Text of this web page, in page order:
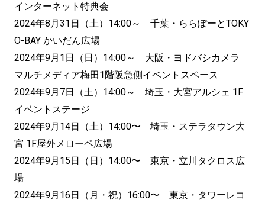
インターネット特典会
2024年8月31日（土）14:00～ 千葉・ららぽーとTOKY
O-BAY かいだん広場
2024年9月1日（日）14:00～ 大阪・ヨドバシカメラ
マルチメディア梅田1階阪急側イベントスペース
2024年9月7日（土）14:00～ 埼玉・大宮アルシェ 1F
イベントステージ
2024年9月14日（土）14:00〜 埼玉・ステラタウン大
宮 1F屋外メローペ広場
2024年9月15日（日）14:00〜 東京・立川タクロス広
場
2024年9月16日（月・祝）16:00〜 東京・タワーレコ